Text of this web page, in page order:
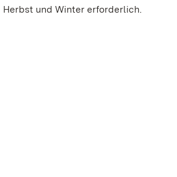
Herbst und Winter erforderlich.